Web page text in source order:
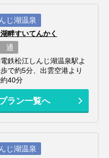
じ湖温泉
畔すいてんかく
通
鉄松江しんじ湖温泉駅よ
歩で約5分、出雲空港より
40分
ラン一覧へ
じ湖温泉